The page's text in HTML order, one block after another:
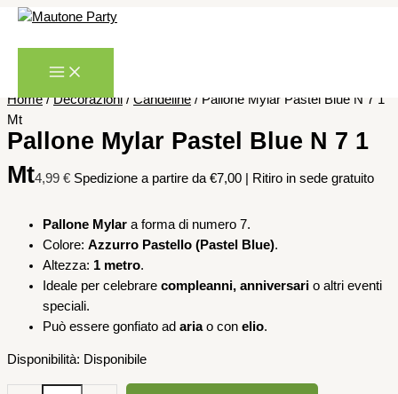
Vai
contenuto
Home/Decorazioni / Candeline / Pallone Mylar Pastel Blue N 7 1
Mt
Pallone Mylar Pastel Blue N 7 1
Mt4,99 € Spedizione a partire da €7,00 | Ritiro in sede gratuito
Pallone Mylar a forma di numero 7.
Colore: Azzurro Pastello (Pastel Blue).
Altezza: 1 metro.
Ideale per celebrare compleanni, anniversari o altri eventi
speciali.
Può essere gonfiato ad ariao con elio.
Disponibilità: Disponibile
Pallone
Pastel
1
Mt
quantità